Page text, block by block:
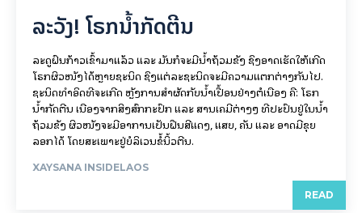
ລະວັງ! ໂຣກນ້ຳກັດຕີນ
ລະດູຝົນກ້າວເຂົ້າມາແລ້ວ ແລະ ມັນກໍຈະມີນ້ຳຖ້ວມຂັງ ຊຶ່ງອາດເຮັດໃຫ້ເກີດ
ໂຣກຜິວໜັງໄດ້ຫຼາຍຊະນິດ ຊຶ່ງແຕ່ລະຊະນິດຈະມີຄວາມແຕກຕ່າງກັນໄປ.
ຊະນິດທຳອິດທີ່ຈະເກີດ ຫຼັງການສຳຜັດກັບນ້ຳເປື້ອນຢ່າງຕໍ່ເນື່ອງ ຄື: ໂຣກ
ນ້ຳກັດຕີນ ເນື່ອງຈາກສິ່ງສົກກະປົກ ແລະ ສານເຄມີຕ່າງໆ ທີ່ປະປົນຢູ່ໃນນ້ຳ
ຖ້ວມຂັງ ຜິວໜັງຈະມີອາການເປັນຝື່ນສີແດງ, ແສບ, ຄັນ ແລະ ອາດມີຂຸຍ
ລອກໄດ້ ໂດຍສະເພາະຢູ່ບໍລິເວນຂໍ້ນິ້ວຕີນ.
XAYSANA INSIDELAOS
READ